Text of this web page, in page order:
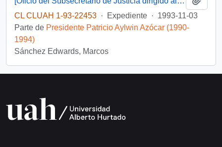
CL CLUAH 1-93-22453 · Expediente · 1993-11-03
Parte de Presidente Patricio Aylwin Azócar (1990-
1994)
Sánchez Edwards, Marcos